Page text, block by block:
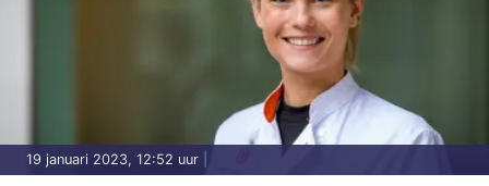
19 januari 2023, 12:52 uur